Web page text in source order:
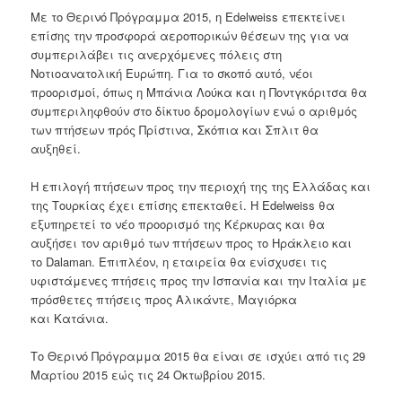
Με το Θερινό Πρόγραμμα 2015, η Edelweiss επεκτείνει
επίσης την προσφορά αεροπορικών θέσεων της για να
συμπεριλάβει τις ανερχόμενεςπόλεις στη
Νοτιοανατολική Ευρώπη. Για το σκοπό αυτό,νέοι
προορισμοί, όπως η Μπάνια Λούκα και ηΠοντγκόριτσα θα
συμπεριληφθούν στο δίκτυο δρομολογίων ενώο αριθμός
των πτήσεων πρός Πρίστινα, Σκόπια και Σπλιτ θα
αυξηθεί.
Η επιλογή πτήσεων προς την περιοχή της της Ελλάδας και
τηςΤουρκίας έχει επίσης επεκταθεί. Η Edelweiss θα
εξυπηρετεί το νέο προορισμό της Κέρκυρας και θα
αυξήσει τον αριθμό των πτήσεων προς το Ηράκλειο και
το Dalaman. Επιπλέον, η εταιρεία θα ενίσχυσει τις
υφιστάμενες πτήσειςπρος την Ισπανία και την Ιταλία με
πρόσθετες πτήσεις προς Αλικάντε, Μαγιόρκα
και Κατάνια.
Το Θερινό Πρόγραμμα 2015 θα είναι σε ισχύει από τις 29
Μαρτίου 2015 εώς τις24 Οκτωβρίου 2015.